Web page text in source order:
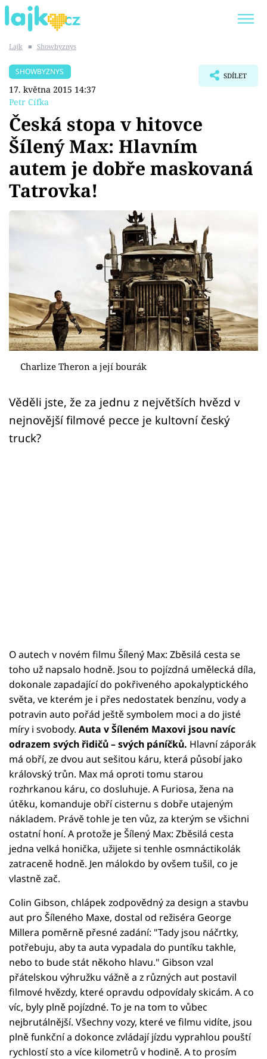
SHOPAHOLICADEL
Témata
Showbyznys
Youtubeři
Videa
Sledujte prima+
Přihlášení
Sledujte nás
Lajk ■ Showbyznys
SHOWBYZNYS
17. května 2015 14:37
Petr Cífka
SDÍLET
Česká stopa v hitovce
Šílený Max: Hlavním
autem je dobře maskovaná
Tatrovka!
Charlize Theron a její bourák
Věděli jste, že za jednu z největších hvězd v
nejnovější filmové pecce je kultovní český
truck?
O autech v novém filmu Šílený Max: Zběsilá cesta se
toho už napsalo hodně. Jsou to pojízdná umělecká díla,
dokonale zapadající do pokřiveného apokalyptického
světa, ve kterém je i přes nedostatek benzínu, vody a
potravin auto pořád ještě symbolem moci a do jisté
míry i svobody. Auta v Šíleném Maxovi jsou navíc
odrazem svých řidičů – svých páníčků. Hlavní záporák
má obří, ze dvou aut sešitou káru, která působí jako
královský trůn. Max má oproti tomu starou
rozhrkanou káru, co dosluhuje. A Furiosa, žena na
útěku, komanduje obří cisternu s dobře utajeným
nákladem. Právě tohle je ten vůz, za kterým se všichni
ostatní honí. A protože je Šílený Max: Zběsilá cesta
jedna velká honička, užijete si tenhle osmnáctikolák
zatraceně hodně. Jen málokdo by ovšem tušil, co je
vlastně zač.
Colin Gibson, chlápek zodpovědný za design a stavbu
aut pro Šíleného Maxe, dostal od režiséra George
Millera poměrně přesné zadání: "Tady jsou náčrtky,
potřebuju, aby ta auta vypadala do puntíku takhle,
nebo to bude stát někoho hlavu." Gibson vzal
přátelskou výhružku vážně a z různých aut postavil
filmové hvězdy, které opravdu odpovídaly skicám. A co
víc, byly plně pojízdné. To je na tom to vůbec
nejbrutálnější. Všechny vozy, které ve filmu vidíte, jsou
plně funkční a dokonce zvládají jízdu vyprahlou pouští
rychlostí sto a více kilometrů v hodině. A to prosím